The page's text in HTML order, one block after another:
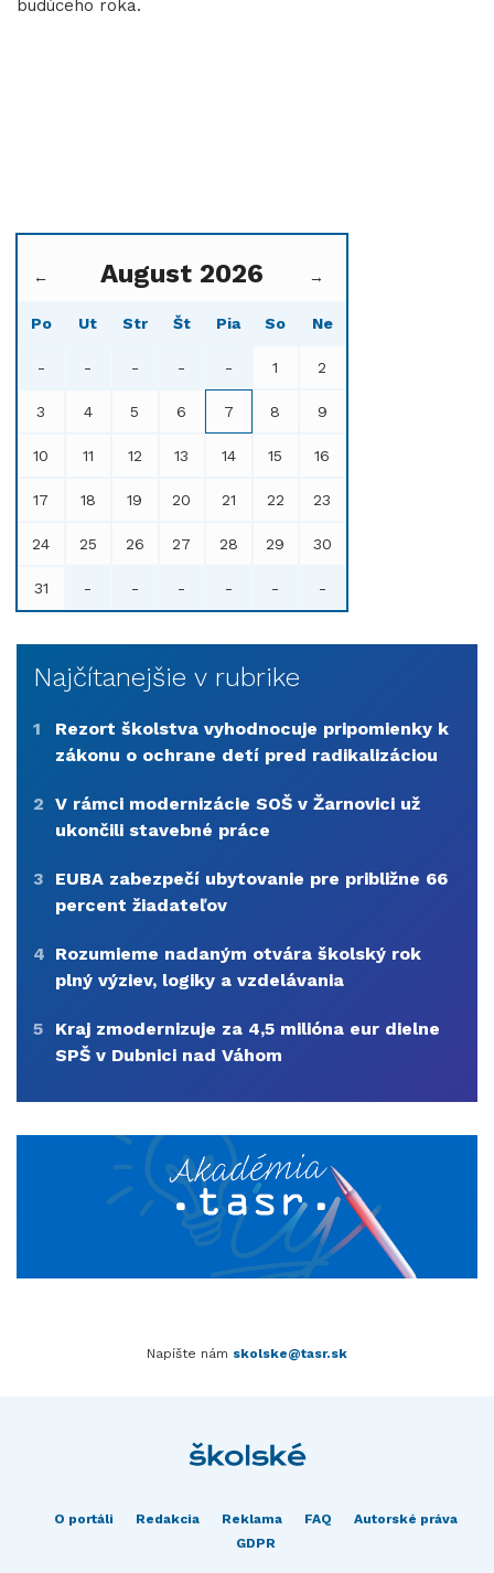
budúceho roka.
← August 2026 →
Po Ut Str Št Pia So Ne
- - - - - 1 2
3 4 5 6 7 8 9
10 11 12 13 14 15 16
17 18 19 20 21 22 23
24 25 26 27 28 29 30
31 - - - - - -
Najčítanejšie v rubrike
1
Rezort školstva vyhodnocuje pripomienky k
zákonu o ochrane detí pred radikalizáciou
2 V rámci modernizácie SOŠ v Žarnovici už
ukončili stavebné práce
3
EUBA zabezpečí ubytovanie pre približne 66
percent žiadateľov
4 Rozumieme nadaným otvára školský rok
plný výziev, logiky a vzdelávania
5
Kraj zmodernizuje za 4,5 milióna eur dielne
SPŠ v Dubnici nad Váhom
Napíšte nám skolske@tasr.sk
O portáli Redakcia Reklama FAQ
Autorské práva
GDPR